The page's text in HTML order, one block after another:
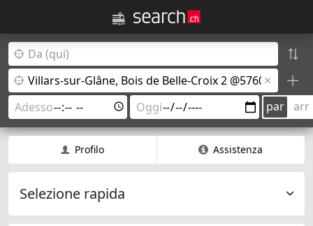
par arr
Profilo Assistenza
Selezione rapida